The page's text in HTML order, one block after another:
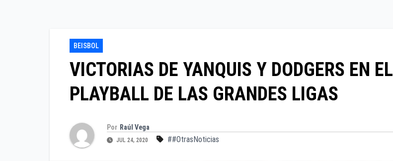
BEISBOL
VICTORIAS DE YANQUIS Y DODGERS EN EL
PLAYBALL DE LAS GRANDES LIGAS
Por Raúl Vega
JUL 24, 2020 ##OtrasNoticias